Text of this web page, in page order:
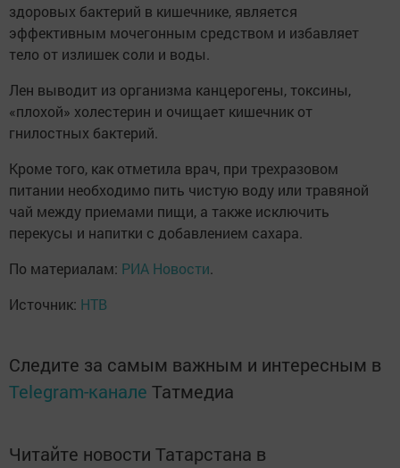
здоровых бактерий в кишечнике, является
эффективным мочегонным средством и избавляет
тело от излишек соли и воды.
Лен выводит из организма канцерогены, токсины,
«плохой» холестерин и очищает кишечник от
гнилостных бактерий.
Кроме того, как отметила врач, при трехразовом
питании необходимо пить чистую воду или травяной
чай между приемами пищи, а также исключить
перекусы и напитки с добавлением сахара.
По материалам: РИА Новости.
Источник: НТВ
Следите за самым важным и интересным в
Telegram-канале Татмедиа
Читайте новости Татарстана в